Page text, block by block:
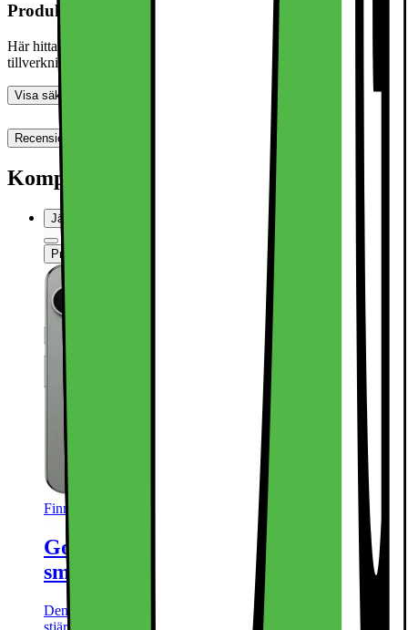
Produktsäkerhetsinformation
Här hittar du information om allmän produktsäkerhet och
tillverkning
Visa säkerhetsinformation
Recensioner (0) Denna produkt har ännu inte blivit bedömd.
Kompatibel med
Jämför
Produktinformationsblad
Finns i andra varianter
Google Pixel 9 Pro XL 5G
smartphone 16/128GB (hasselnöt)
Denna produkt har blivit bedömd som 4.8 av 5 möjliga
stjärnor.